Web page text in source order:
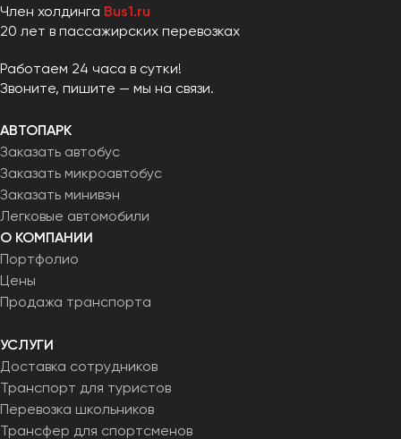
Член холдинга Bus1.ru
20 лет в пассажирских перевозках
Работаем 24 часа в сутки!
Звоните, пишите — мы на связи.
АВТОПАРК
Заказать автобус
Заказать микроавтобус
Заказать минивэн
Легковые автомобили
О КОМПАНИИ
Портфолио
Цены
Продажа транспорта
УСЛУГИ
Доставка сотрудников
Транспорт для туристов
Перевозка школьников
Трансфер для спортсменов